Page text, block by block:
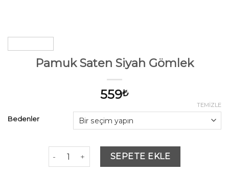
Pamuk Saten Siyah Gömlek
559₺
Bedenler
TEMIZLE
Pamuk Saten Siyah Gömlek adet
SEPETE EKLE